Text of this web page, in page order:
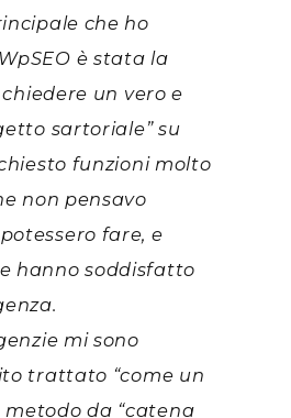
che ho
è stata la
un vero e
sartoriale” su
funzioni molto
non pensavo
fare, e
hanno soddisfatto
mi sono
trattato “come un
metodo da “catena